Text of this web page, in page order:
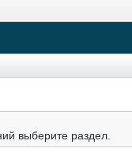
выберите раздел.